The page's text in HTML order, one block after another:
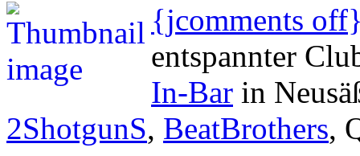
{jcomments
entspannter
In-Bar in
2ShotgunS, BeatBrothers,